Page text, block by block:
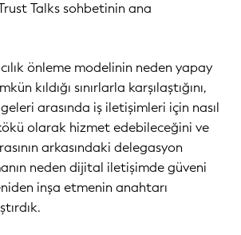
Talks sohbetinin ana
önleme modelinin neden yapay
kıldığı sınırlarla karşılaştığını,
arasında iş iletişimleri için nasıl
olarak hizmet edebileceğini ve
arkasındaki delegasyon
neden dijital iletişimde güveni
inşa etmenin anahtarı